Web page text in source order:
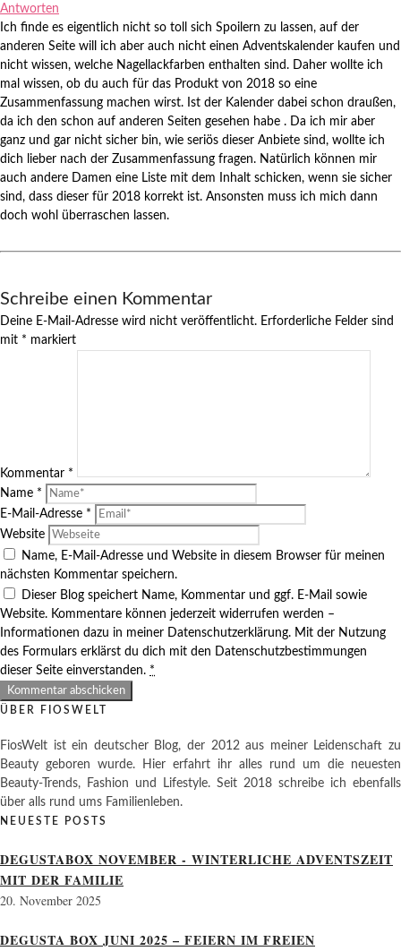
Antworten
Ich finde es eigentlich nicht so toll sich Spoilern zu lassen, auf der
anderen Seite will ich aber auch nicht einen Adventskalender kaufen und
nicht wissen, welche Nagellackfarben enthalten sind. Daher wollte ich
mal wissen, ob du auch für das Produkt von 2018 so eine
Zusammenfassung machen wirst. Ist der Kalender dabei schon draußen,
da ich den schon auf anderen Seiten gesehen habe . Da ich mir aber
ganz und gar nicht sicher bin, wie seriös dieser Anbiete sind, wollte ich
dich lieber nach der Zusammenfassung fragen. Natürlich können mir
auch andere Damen eine Liste mit dem Inhalt schicken, wenn sie sicher
sind, dass dieser für 2018 korrekt ist. Ansonsten muss ich mich dann
doch wohl überraschen lassen.
Schreibe einen Kommentar
Deine E-Mail-Adresse wird nicht veröffentlicht. Erforderliche Felder sind
mit * markiert
Kommentar *
Name *
E-Mail-Adresse *
Website
Name, E-Mail-Adresse und Website in diesem Browser für meinen
nächsten Kommentar speichern.
Dieser Blog speichert Name, Kommentar und ggf. E-Mail sowie
Website. Kommentare können jederzeit widerrufen werden –
Informationen dazu in meiner Datenschutzerklärung. Mit der Nutzung
des Formulars erklärst du dich mit den Datenschutzbestimmungen
dieser Seite einverstanden. *
ÜBER FIOSWELT
FiosWelt ist ein deutscher Blog, der 2012 aus meiner Leidenschaft zu
Beauty geboren wurde. Hier erfahrt ihr alles rund um die neuesten
Beauty-Trends, Fashion und Lifestyle. Seit 2018 schreibe ich ebenfalls
über alls rund ums Familienleben.
NEUESTE POSTS
DEGUSTABOX NOVEMBER - WINTERLICHE ADVENTSZEIT
MIT DER FAMILIE
20. November 2025
DEGUSTA BOX JUNI 2025 – FEIERN IM FREIEN